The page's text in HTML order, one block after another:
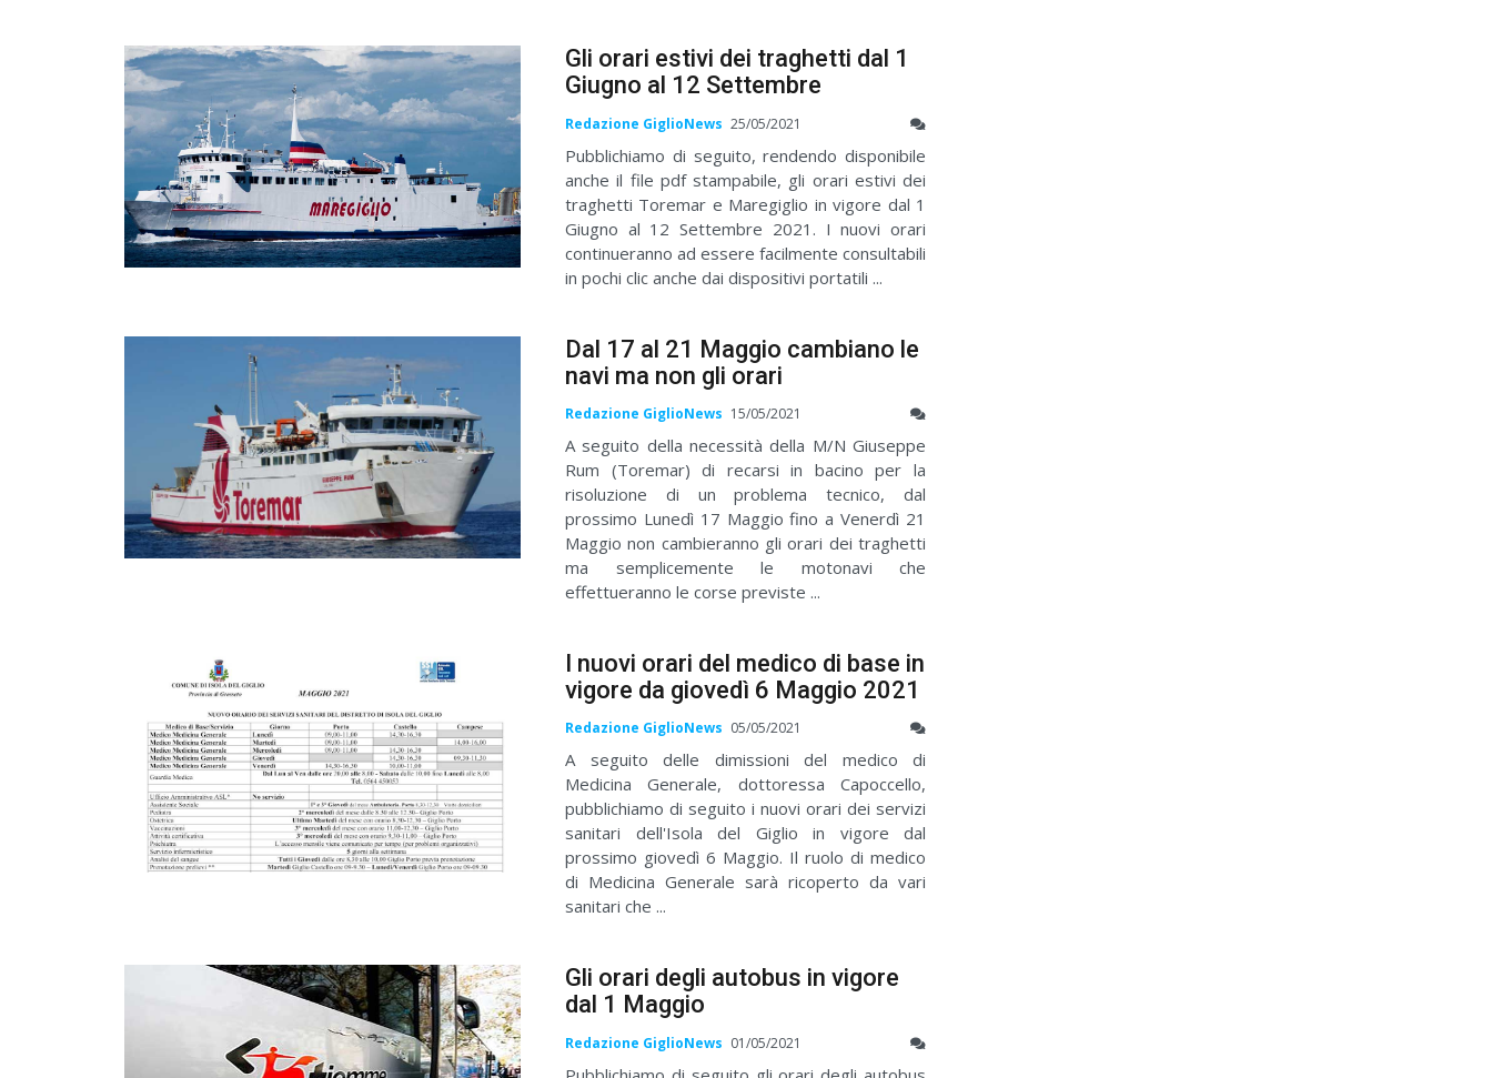
Gli orari estivi dei traghetti dal 1
Giugno al 12 Settembre
Redazione GiglioNews 25/05/2021
Pubblichiamo di seguito, rendendo disponibile
anche il file pdf stampabile, gli orari estivi dei
traghetti Toremar e Maregiglio in vigore dal 1
Giugno al 12 Settembre 2021. I nuovi orari
continueranno ad essere facilmente consultabili
in pochi clic anche dai dispositivi portatili ...
Dal 17 al 21 Maggio cambiano le
navi ma non gli orari
Redazione GiglioNews 15/05/2021
A seguito della necessità della M/N Giuseppe
Rum (Toremar) di recarsi in bacino per la
risoluzione di un problema tecnico, dal
prossimo Lunedì 17 Maggio fino a Venerdì 21
Maggio non cambieranno gli orari dei traghetti
ma semplicemente le motonavi che
effettueranno le corse previste ...
I nuovi orari del medico di base in
vigore da giovedì 6 Maggio 2021
Redazione GiglioNews 05/05/2021
A seguito delle dimissioni del medico di
Medicina Generale, dottoressa Capoccello,
pubblichiamo di seguito i nuovi orari dei servizi
sanitari dell'Isola del Giglio in vigore dal
prossimo giovedì 6 Maggio. Il ruolo di medico
di Medicina Generale sarà ricoperto da vari
sanitari che ...
Gli orari degli autobus in vigore
dal 1 Maggio
Redazione GiglioNews 01/05/2021